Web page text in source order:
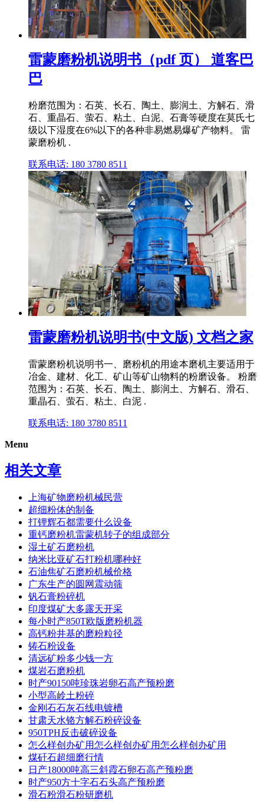
雷蒙磨粉机说明书（pdf 页） 道客巴
巴
粉磨范围为：石英、长石、陶土、膨润土、方解石、滑
石、重晶石、萤石、粘土、白泥、石膏等硬度在莫氏七
级以下湿度在6%以下的各种非易燃易爆矿产物料。 雷
蒙磨粉机 .
联系电话: 180 3780 8511
雷蒙磨粉机说明书(中文版) 文档之家
雷蒙磨粉机说明书一、磨粉机的用途本磨机主要适用于
冶金、建材、化工、矿山等矿山物料的粉磨设备。 粉磨
范围为：石英、长石、陶土、膨润土、方解石、滑石、
重晶石、萤石、粘土、白泥 .
联系电话: 180 3780 8511
Menu
相关文章
上海矿物磨粉机械民营
超细粉体的制备
打锂辉石都需要什么设备
重钙磨粉机雷蒙机转子的组成部分
湿土矿石磨粉机
纳米比亚矿石打粉机哪种好
石油焦矿石磨粉机械价格
广东生产的圆网震动筛
钒石膏粉碎机
印度煤矿大多露天开采
每小时产850T欧版磨粉机器
高钙粉井基的磨粉粒径
铸石粉设备
清远矿粉多少钱一方
煤岩石磨粉机
时产90150吨珍珠岩卵石高产预粉磨
小型高岭土粉碎
金刚石石灰石线电镀槽
甘肃天水铬方解石粉碎设备
950TPH反击破碎设备
怎么样创办矿用怎么样创办矿用怎么样创办矿用
煤矸石超细磨行情
日产18000吨高三斜霞石卵石高产预粉磨
时产950方十字石石头高产预粉磨
滑石粉滑石粉研磨机